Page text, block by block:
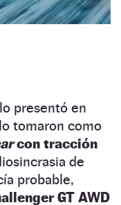
presentó en
tomaron como
con tracción
de
probable,
GT AWD